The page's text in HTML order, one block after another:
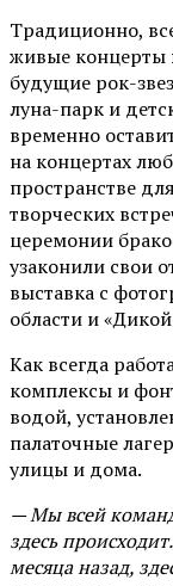
Традиционно,
живые концерты
будущие рок-
луна-парк и
временно
на концертах
пространстве
творческих
церемонии
узаконили свои
выставка с
области и
Как всегда
комплексы и
водой,
палаточные
улицы и дома.
— Мы всей
здесь
месяца назад,